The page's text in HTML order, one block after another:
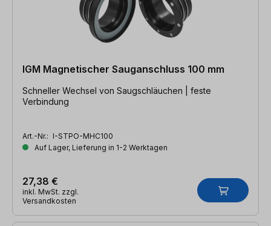
IGM Magnetischer Sauganschluss 100 mm
Schneller Wechsel von Saugschläuchen | feste
Verbindung
Art.-Nr.: I-STPO-MHC100
Auf Lager, Lieferung in 1-2 Werktagen
27,38 €
inkl. MwSt. zzgl.
Versandkosten